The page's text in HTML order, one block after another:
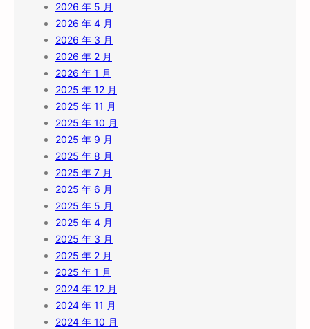
2026 年 5 月
2026 年 4 月
2026 年 3 月
2026 年 2 月
2026 年 1 月
2025 年 12 月
2025 年 11 月
2025 年 10 月
2025 年 9 月
2025 年 8 月
2025 年 7 月
2025 年 6 月
2025 年 5 月
2025 年 4 月
2025 年 3 月
2025 年 2 月
2025 年 1 月
2024 年 12 月
2024 年 11 月
2024 年 10 月